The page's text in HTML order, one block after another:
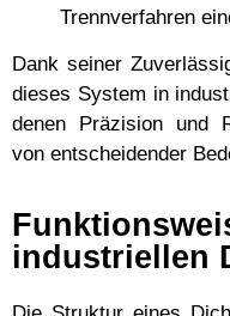
Trennverfahren
Dank seiner
dieses System in
denen Präzision und
von entscheidender
industriellen